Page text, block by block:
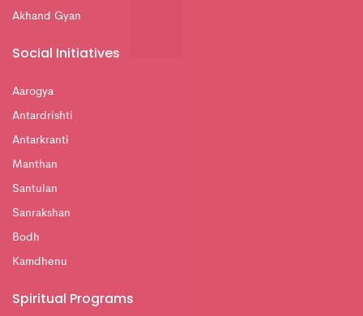
Akhand Gyan
Social Initiatives
Aarogya
Antardrishti
Antarkranti
Manthan
Santulan
Sanrakshan
Bodh
Kamdhenu
Spiritual Programs